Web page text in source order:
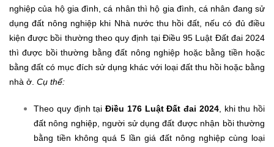
nghiệp của hộ gia đình, cá nhân thì hộ gia đình, cá nhân đang sử
dụng đất nông nghiệp khi Nhà nước thu hồi đất, nếu có đủ điều
kiện được bồi thường theo quy định tại Điều 95 Luật Đất đai 2024
thì được bồi thường bằng đất nông nghiệp hoặc bằng tiền hoặc
bằng đất có mục đích sử dụng khác với loại đất thu hồi hoặc bằng
nhà ở. Cụ thể:
Theo quy định tại Điều 176 Luật Đất đai 2024, khi thu hồi
đất nông nghiệp, người sử dụng đất được nhận bồi thường
bằng tiền không quá 5 lần giá đất nông nghiệp cùng loại